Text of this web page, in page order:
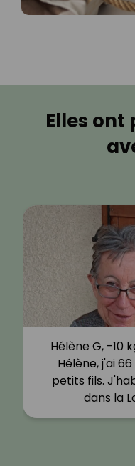
Elles ont
Hélène G, -10
Hélène, j'ai
petits fils.
dans la